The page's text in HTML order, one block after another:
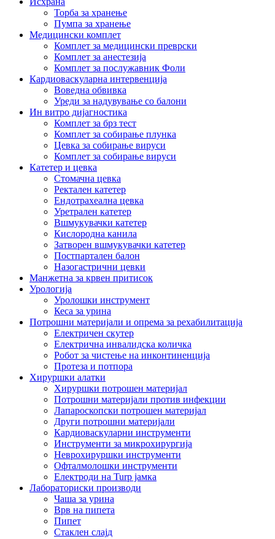
Торба за хранење
Пумпа за хранење
Медицински комплет
Комплет за медицински преврски
Комплет за анестезија
Комплет за послужавник Фоли
Кардиоваскуларна интервенција
Воведна обвивка
Уреди за надувување со балони
Ин витро дијагностика
Комплет за брз тест
Комплет за собирање плунка
Цевка за собирање вируси
Комплет за собирање вируси
Катетер и цевка
Стомачна цевка
Ректален катетер
Ендотрахеална цевка
Уретрален катетер
Вшмукувачки катетер
Кислородна канила
Затворен вшмукувачки катетер
Постпартален балон
Назогастрични цевки
Манжетна за крвен притисок
Урологија
Уролошки инструмент
Кеса за урина
Потрошни материјали и опрема за рехабилитација
Електричен скутер
Електрична инвалидска количка
Робот за чистење на инконтиненција
Протеза и потпора
Хируршки алатки
Хируршки потрошен материјал
Потрошни материјали против инфекции
Лапароскопски потрошен материјал
Други потрошни материјали
Кардиоваскуларни инструменти
Инструменти за микрохирургија
Неврохируршки инструменти
Офталмолошки инструменти
Електроди на Turp јамка
Лабораториски производи
Чаша за урина
Врв на пипета
Пипет
Стаклен слајд